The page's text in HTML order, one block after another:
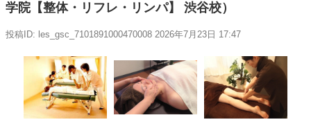
学院【整体・リフレ・リンパ】 渋谷校）
投稿ID: les_gsc_7101891000470008 2026年7月23日 17:47